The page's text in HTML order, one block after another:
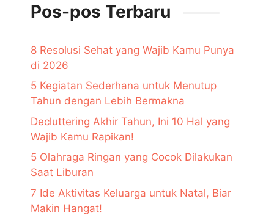
Pos-pos Terbaru
8 Resolusi Sehat yang Wajib Kamu Punya
di 2026
5 Kegiatan Sederhana untuk Menutup
Tahun dengan Lebih Bermakna
Decluttering Akhir Tahun, Ini 10 Hal yang
Wajib Kamu Rapikan!
5 Olahraga Ringan yang Cocok Dilakukan
Saat Liburan
7 Ide Aktivitas Keluarga untuk Natal, Biar
Makin Hangat!